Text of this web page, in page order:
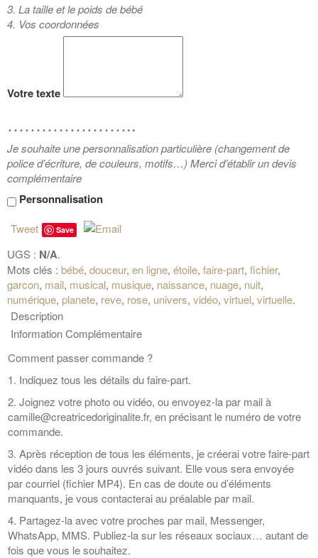
3. La taille et le poids de bébé
4. Vos coordonnées
Votre texte
…………………..
Je souhaite une personnalisation particulière (changement de
police d’écriture, de couleurs, motifs…) Merci d’établir un devis
complémentaire
Personnalisation
Tweet Save
UGS : N/A.
Mots clés : bébé, douceur, en ligne, étoile, faire-part, fichier,
garcon, mail, musical, musique, naissance, nuage, nuit,
numérique, planete, reve, rose, univers, vidéo, virtuel, virtuelle.
Description
Information Complémentaire
Comment passer commande ?
1. Indiquez tous les détails du faire-part.
2. Joignez votre photo ou vidéo, ou envoyez-la par mail à
camille@creatricedoriginalite.fr, en précisant le numéro de votre
commande.
3. Après réception de tous les éléments, je créerai votre faire-part
vidéo dans les 3 jours ouvrés suivant. Elle vous sera envoyée
par courriel (fichier MP4). En cas de doute ou d’éléments
manquants, je vous contacterai au préalable par mail.
4. Partagez-la avec votre proches par mail, Messenger,
WhatsApp, MMS. Publiez-la sur les réseaux sociaux… autant de
fois que vous le souhaitez.